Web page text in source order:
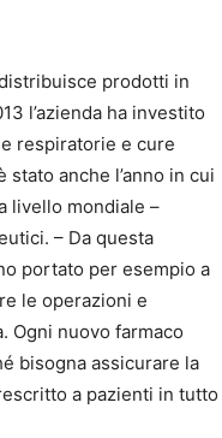
prodotti in
l’azienda ha investito
respiratorie e cure
anche l’anno in cui
livello mondiale –
– Da questa
portato per esempio a
le operazioni e
Ogni nuovo farmaco
bisogna assicurare la
a pazienti in tutto